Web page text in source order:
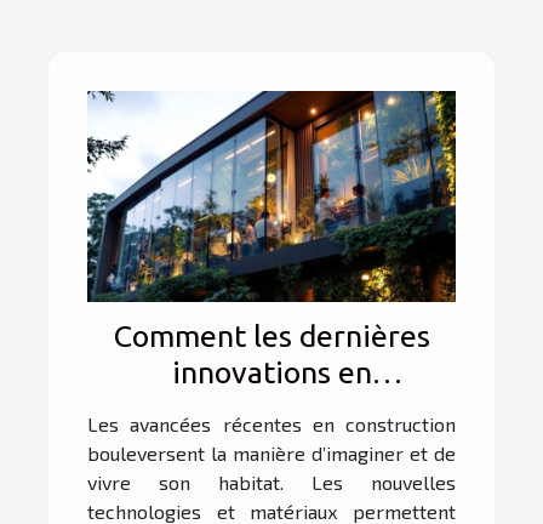
Comment les dernières
innovations en
transformer votre habitat
?
Les avancées récentes en construction
bouleversent la manière d’imaginer et de
vivre son habitat. Les nouvelles
technologies et matériaux permettent